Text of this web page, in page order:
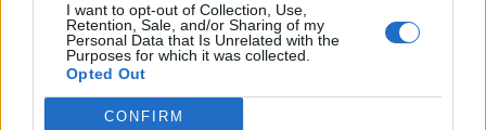
I want to opt-out of Collection, Use,
Retention, Sale, and/or Sharing of my
Personal Data that Is Unrelated with the
Purposes for which it was collected.
Opted Out
CONFIRM